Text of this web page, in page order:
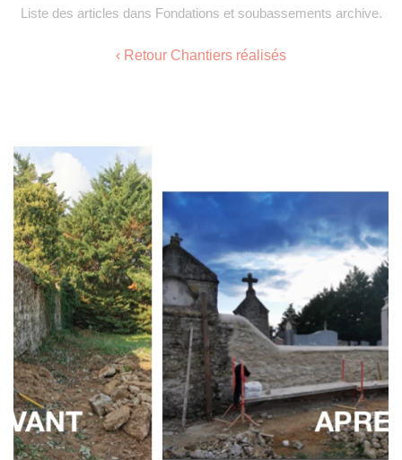
Liste des articles dans Fondations et soubassements archive.
‹ Retour Chantiers réalisés